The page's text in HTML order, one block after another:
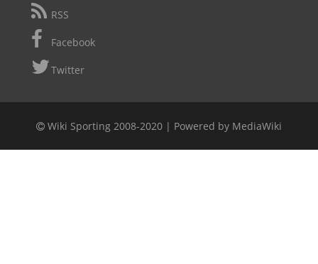
RSS
Facebook
Twitter
Wiki Sporting 2008-2020 | Powered by MediaWiki